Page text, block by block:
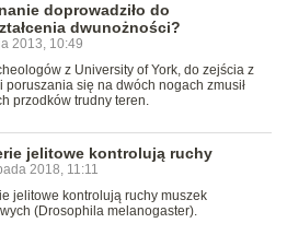
doprowadziło do
dwunożności?
2013, 10:49
z University of York, do zejścia z
poruszania się na dwóch nogach zmusił
przodków trudny teren.
jelitowe kontrolują ruchy
2018, 11:11
jelitowe kontrolują ruchy muszek
(Drosophila melanogaster).